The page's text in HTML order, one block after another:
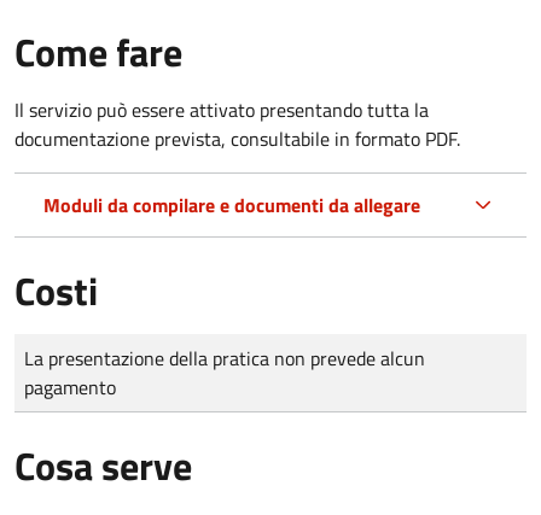
Come fare
Il servizio può essere attivato presentando tutta la
documentazione prevista, consultabile in formato PDF.
Moduli da compilare e documenti da allegare
Costi
Tipo di pagamento
Importo
La presentazione della pratica non prevede alcun
pagamento
Cosa serve